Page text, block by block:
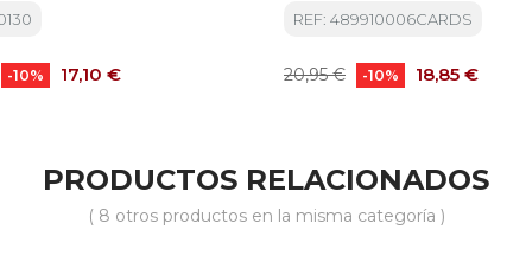
-10% Precio
17,10 €
REF: 489910006CARDS
Precio
20,95 € -10% Precio
18,85 €
PRODUCTOS RELACIONADOS
( 8 otros productos en la misma categoría )